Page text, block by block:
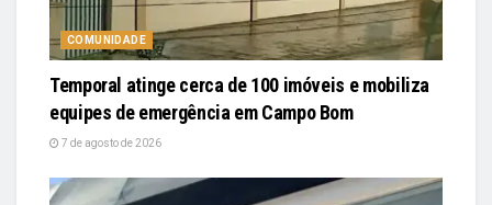
COMUNIDADE
Temporal atinge cerca de 100 imóveis e mobiliza
equipes de emergência em Campo Bom
7 de agosto de 2026